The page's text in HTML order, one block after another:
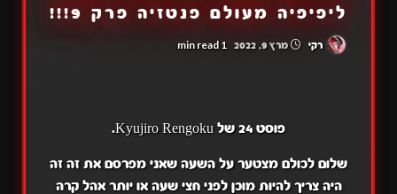
ליפיפיה מעולם פנטזיה פרק 9!!!
רקי מרץ 9, 2022 1 min read
פוסט 24 של Kyujiro Rengoku.
שלום לכולם מצטער על השעה שאני מפרסם את זה זה
היה צריך להיות מוכן לפני חצי שעה או יותר אהל קרה